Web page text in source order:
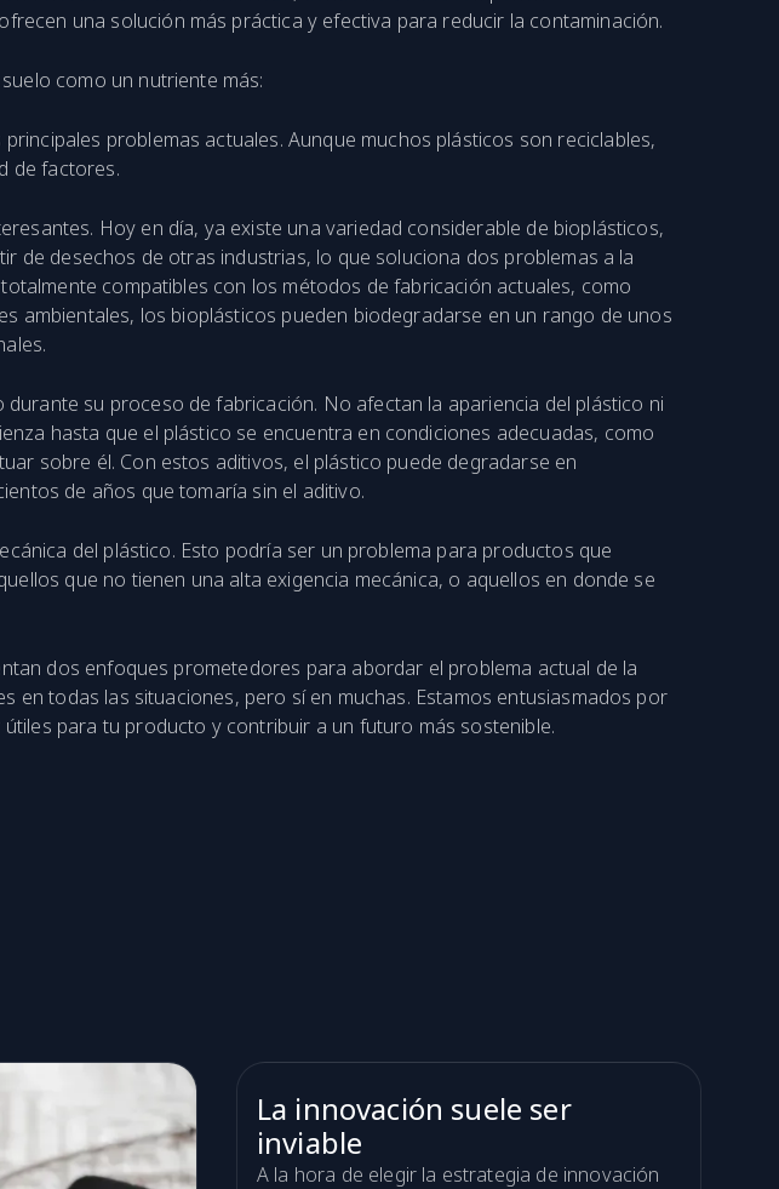
una solución más práctica y efectiva para reducir la contaminación.
como un nutriente más:
problemas actuales. Aunque muchos plásticos son reciclables,
de factores.
Hoy en día, ya existe una variedad considerable de bioplásticos,
de desechos de otras industrias, lo que soluciona dos problemas a la
compatibles con los métodos de fabricación actuales, como
ambientales, los bioplásticos pueden biodegradarse en un rango de unos
su proceso de fabricación. No afectan la apariencia del plástico ni
hasta que el plástico se encuentra en condiciones adecuadas, como
sobre él. Con estos aditivos, el plástico puede degradarse en
de años que tomaría sin el aditivo.
del plástico. Esto podría ser un problema para productos que
que no tienen una alta exigencia mecánica, o aquellos en donde se
dos enfoques prometedores para abordar el problema actual de la
en todas las situaciones, pero sí en muchas. Estamos entusiasmados por
para tu producto y contribuir a un futuro más sostenible.
La innovación suele ser
inviable
A la hora de elegir la estrategia de innovación